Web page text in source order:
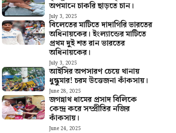
অপমানে চাকরি ছাড়তে চান।
July 3, 2025
বিলেতের মাটিতে দাদাগিরি ভারতের
অধিনায়কের। ইংল্যান্ডের মাটিতে
প্রথম দুই শত রান ভারতের
অধিনায়কের।
July 3, 2025
আইসির অপসারণ চেয়ে থানায়
ধুন্ধুমার! চরম উত্তেজনা কাঁকসায়।
June 28, 2025
জগন্নাথ ধামের প্রসাদ বিলিকে
কেন্দ্র করে সম্প্রীতির নজির
কাঁকসায়।
June 24, 2025